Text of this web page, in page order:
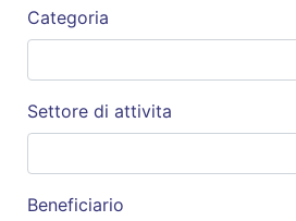
Categoria
Settore di attivita
Beneficiario